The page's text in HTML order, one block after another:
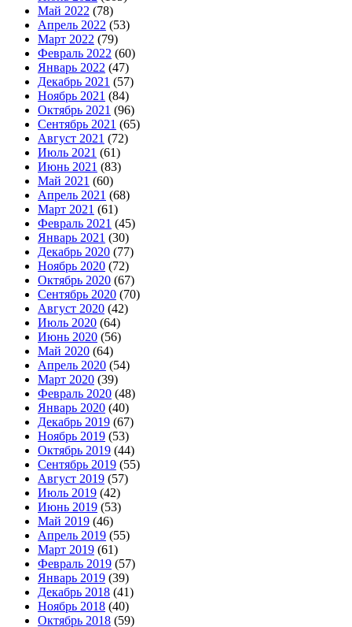
Май 2022 (78)
Апрель 2022 (53)
Март 2022 (79)
Февраль 2022 (60)
Январь 2022 (47)
Декабрь 2021 (57)
Ноябрь 2021 (84)
Октябрь 2021 (96)
Сентябрь 2021 (65)
Август 2021 (72)
Июль 2021 (61)
Июнь 2021 (83)
Май 2021 (60)
Апрель 2021 (68)
Март 2021 (61)
Февраль 2021 (45)
Январь 2021 (30)
Декабрь 2020 (77)
Ноябрь 2020 (72)
Октябрь 2020 (67)
Сентябрь 2020 (70)
Август 2020 (42)
Июль 2020 (64)
Июнь 2020 (56)
Май 2020 (64)
Апрель 2020 (54)
Март 2020 (39)
Февраль 2020 (48)
Январь 2020 (40)
Декабрь 2019 (67)
Ноябрь 2019 (53)
Октябрь 2019 (44)
Сентябрь 2019 (55)
Август 2019 (57)
Июль 2019 (42)
Июнь 2019 (53)
Май 2019 (46)
Апрель 2019 (55)
Март 2019 (61)
Февраль 2019 (57)
Январь 2019 (39)
Декабрь 2018 (41)
Ноябрь 2018 (40)
Октябрь 2018 (59)